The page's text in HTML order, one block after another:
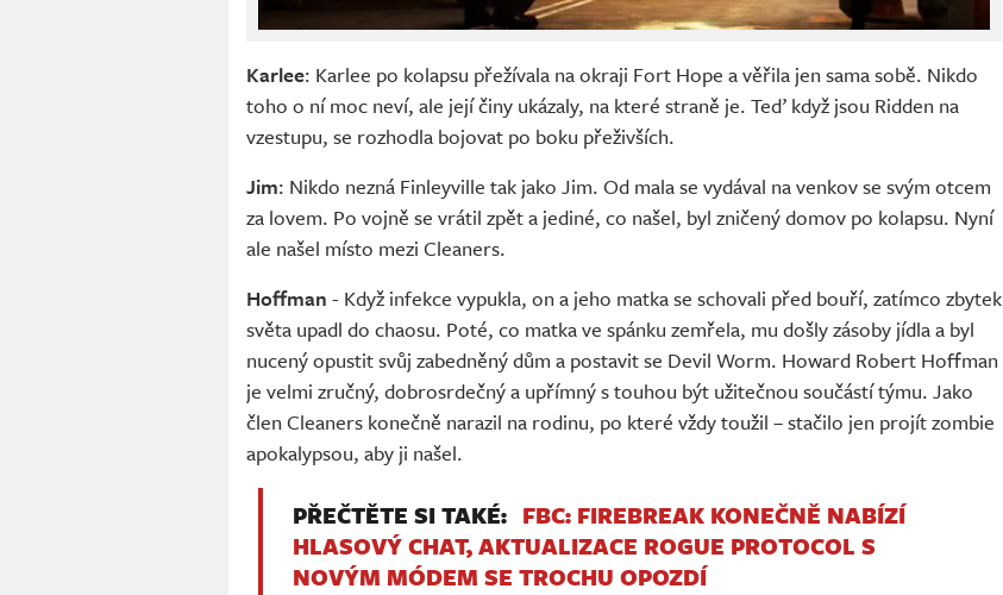
Karlee: Karlee po kolapsu přežívala na okraji Fort Hope a věřila jen sama sobě. Nikdo
toho o ní moc neví, ale její činy ukázaly, na které straně je. Teď když jsou Ridden na
vzestupu, se rozhodla bojovat po boku přeživších.
Jim: Nikdo nezná Finleyville tak jako Jim. Od mala se vydával na venkov se svým otcem
za lovem. Po vojně se vrátil zpět a jediné, co našel, byl zničený domov po kolapsu. Nyní
ale našel místo mezi Cleaners.
Hoffman - Když infekce vypukla, on a jeho matka se schovali před bouří, zatímco zbytek
světa upadl do chaosu. Poté, co matka ve spánku zemřela, mu došly zásoby jídla a byl
nucený opustit svůj zabedněný dům a postavit se Devil Worm. Howard Robert Hoffman
je velmi zručný, dobrosrdečný a upřímný s touhou být užitečnou součástí týmu. Jako
člen Cleaners konečně narazil na rodinu, po které vždy toužil – stačilo jen projít zombie
apokalypsou, aby ji našel.
PŘEČTĚTE SI TAKÉ: FBC: FIREBREAK KONEČNĚ NABÍZÍ
HLASOVÝ CHAT, AKTUALIZACE ROGUE PROTOCOL S
NOVÝM MÓDEM SE TROCHU OPOZDÍ